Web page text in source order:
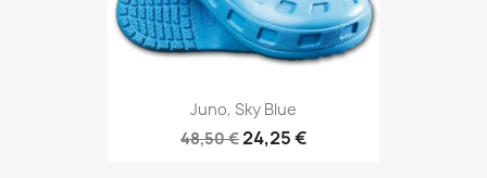
Juno, Sky Blue
48,50 €24,25 €